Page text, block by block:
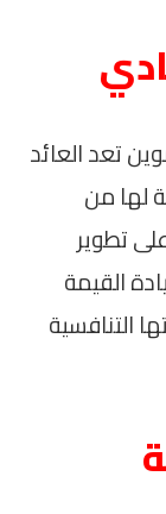
تعد العائد
لها من
تطوير
القيمة
التنافسية